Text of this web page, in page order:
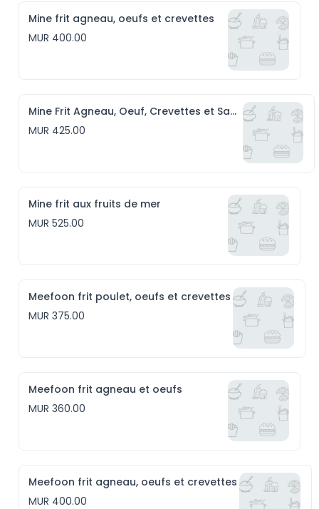
Mine frit agneau, oeufs et crevettes
MUR 400.00
Mine Frit Agneau, Oeuf, Crevettes et Saucisses
MUR 425.00
Mine frit aux fruits de mer
MUR 525.00
Meefoon frit poulet, oeufs et crevettes
MUR 375.00
Meefoon frit agneau et oeufs
MUR 360.00
Meefoon frit agneau, oeufs et crevettes
MUR 400.00